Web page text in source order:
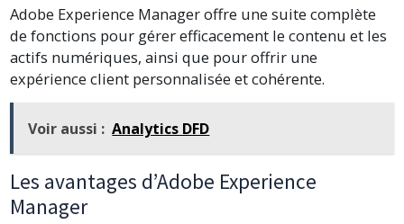
Adobe Experience Manager offre une suite complète
de fonctions pour gérer efficacement le contenu et les
actifs numériques, ainsi que pour offrir une
expérience client personnalisée et cohérente.
Voir aussi : Analytics DFD
Les avantages d’Adobe Experience
Manager